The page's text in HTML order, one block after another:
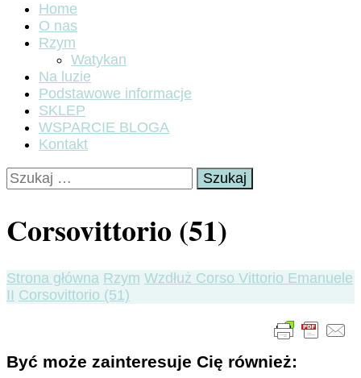
Home
O nas
Rzym
Watykan
Na luzie
Podstawowe informacje
SKLEP
WSPARCIE BLOGA
Kontakt
Szukaj:
Corsovittorio (51)
Strona główna Rzym Wzdłuż Corso Vittorio Emanuele
II Corsovittorio (51)
Być może zainteresuje Cię również: